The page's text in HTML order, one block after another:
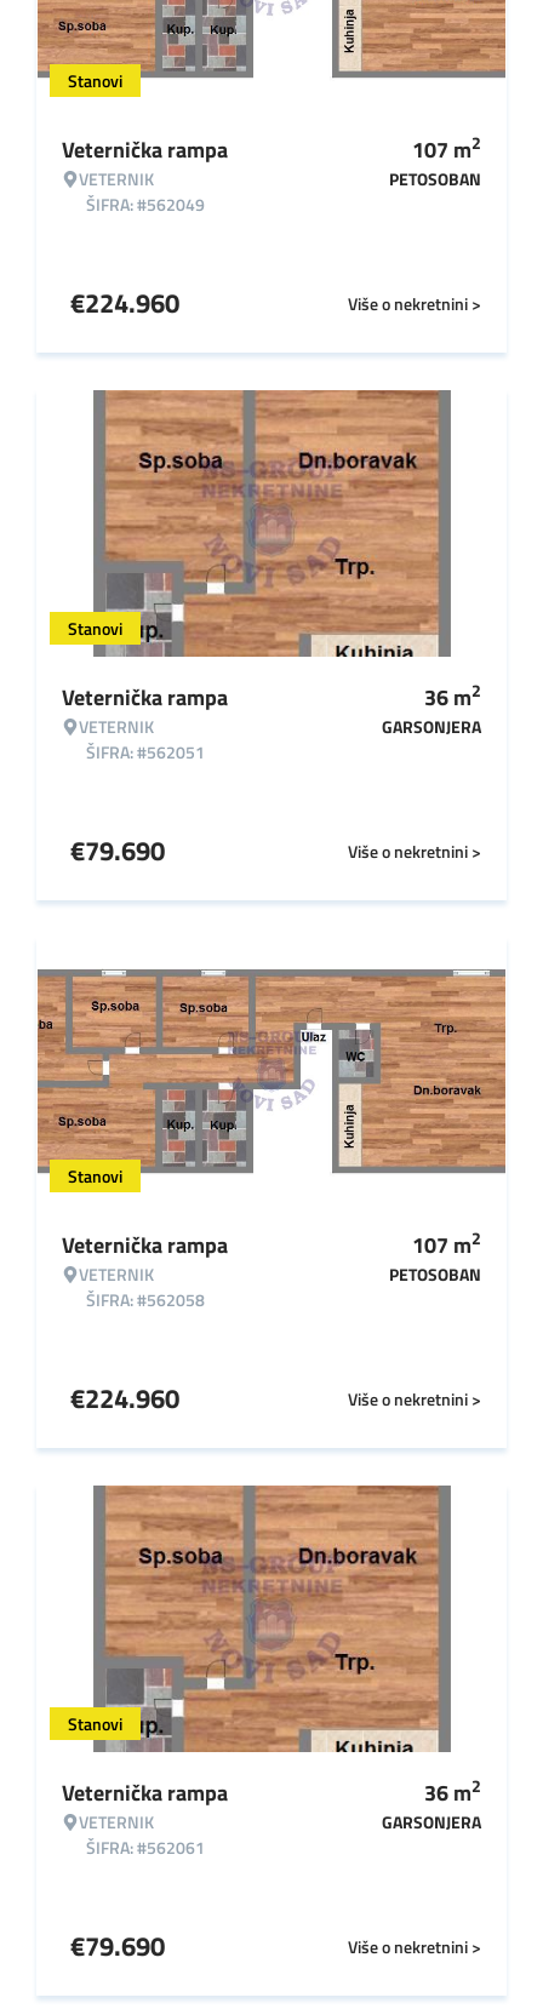
Stanovi
Veternička rampa
VETERNIK
ŠIFRA: #562049
107 m2
PETOSOBAN
Više o nekretnini >
€224.960
Stanovi
Veternička rampa
VETERNIK
ŠIFRA: #562051
36m2
GARSONJERA
Više o nekretnini >
€79.690
Stanovi
Veternička rampa
VETERNIK
ŠIFRA: #562058
107 m2
PETOSOBAN
Više o nekretnini >
€224.960
Stanovi
Veternička rampa
VETERNIK
ŠIFRA: #562061
36m2
GARSONJERA
Više o nekretnini >
€79.690